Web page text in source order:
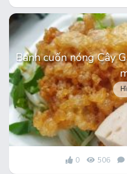
Bánh cuốn nóng Cây
0 506